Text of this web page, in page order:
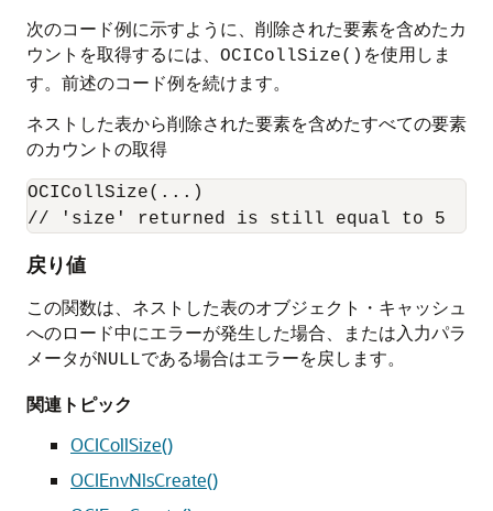
次のコード例に示すように、削除された要素を含めたカ
ウントを取得するには、 OCICollSize() を使用しま
す。前述のコード例を続けます。
ネストした表から削除された要素を含めたすべての要素
のカウントの取得
OCICollSize(...)
戻り値
この関数は、ネストした表のオブジェクト・キャッシュ
へのロード中にエラーが発生した場合、または入力パラ
メータがNULLである場合はエラーを戻します。
関連トピック
OCICollSize()
OCIEnvNlsCreate()